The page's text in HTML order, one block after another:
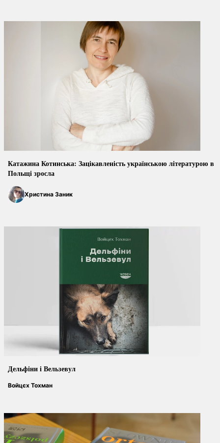
Катажина Котинська: Зацікавленість українською літературою в
Польщі зросла
Христина Заник
Дельфіни і Вельзевул
Войцєх Тохман